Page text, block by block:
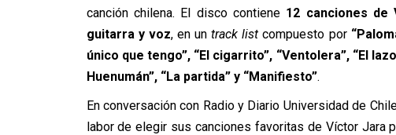
canción chilena. El disco contiene 12 canciones de
guitarra y voz, en untrack list compuesto por
único que tengo”, “El cigarrito”, “Ventolera”, “El
Huenumán”, “La partida” y “Manifiesto”.
En conversación con Radio y Diario Universidad de
labor de elegir sus canciones favoritas de Víctor Jara